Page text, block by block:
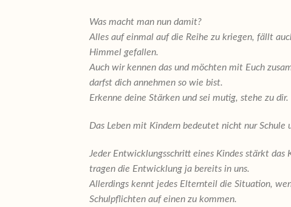
Was macht man nun damit?
Alles auf einmal auf die Reihe zu kriegen, fällt
Himmel gefallen.
Auch wir kennen das und möchten mit Euch
darfst dich annehmen so wie bist.
Erkenne deine Stärken undsei mutig, stehe zu dir.
Das Leben mit Kindern bedeutet nicht nur Schule
Jeder Entwicklungsschritt eines Kindes stärkt
tragen die Entwicklung ja bereits in uns.
Allerdings kennt jedes Elternteil die Situation,
Schulpflichten auf einen zu kommen.